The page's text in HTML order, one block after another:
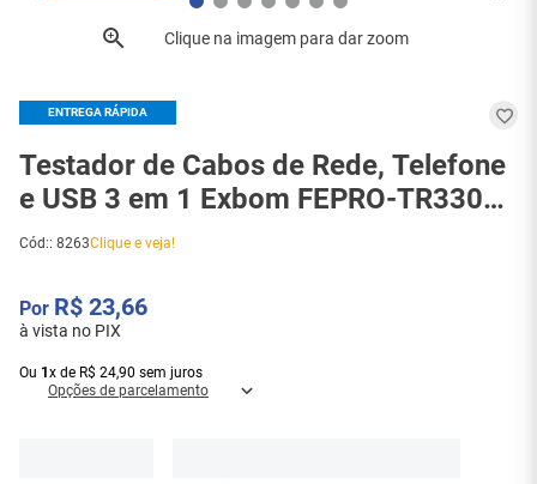
ENTREGA RÁPIDA
Testador de Cabos de Rede, Telefone
e USB 3 em 1 Exbom FEPRO-TR330
RJ11/RJ45/USB A/B para
Cód:: 8263Clique e veja!
R$ 23,66
à vista no PIX
Ou 1 x de R$ 24,90 sem juros
Opções de parcelamento